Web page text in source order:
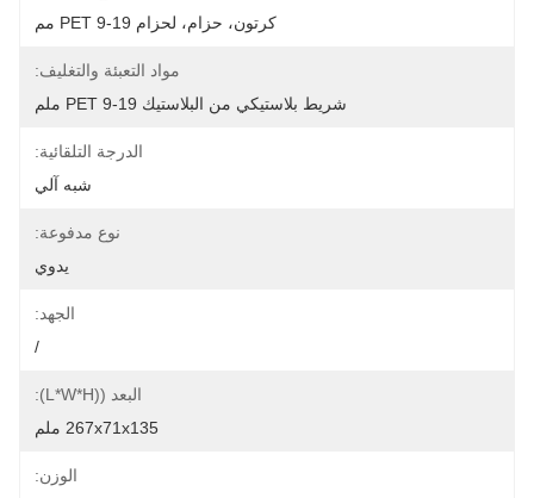
كرتون، حزام، لحزام PET 9-19 مم
مواد التعبئة والتغليف:
شريط بلاستيكي من البلاستيك PET 9-19 ملم
الدرجة التلقائية:
شبه آلي
نوع مدفوعة:
يدوي
الجهد:
/
البعد ((L*W*H):
267x71x135 ملم
الوزن: